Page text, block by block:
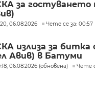
за гостуването
06.08.2026 Чете се за: 00:57
излиза за битка
Авив) в Батуми
06.08.2026 (обновена) Чете